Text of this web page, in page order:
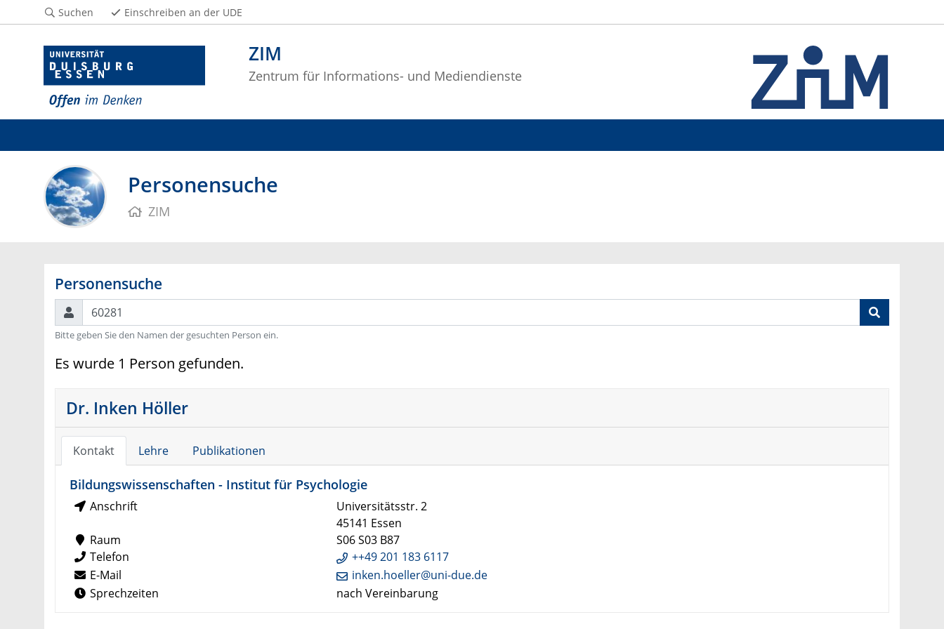
ZIM
Zentrum für Informations- und Mediendienste
Suchen Einschreiben an der UDE
Personensuche
ZIM
Personensuche
Suchen
Bitte geben Sie den Namen der gesuchten Person ein.
Es wurde 1 Person gefunden.
Dr. Inken Höller
Kontakt Lehre Publikationen
Bildungswissenschaften - Institut für Psychologie
Anschrift
Universitätsstr. 2
45141 Essen
Raum
S06 S03 B87
Telefon
++49 201 183 6117
E-Mail
inken.hoeller@uni-due.de
Sprechzeiten
nach Vereinbarung